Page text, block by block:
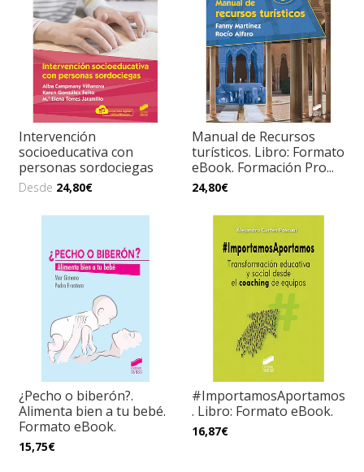
Intervención
socioeducativa con
personas sordociegas
Desde 24,80€
Manual de Recursos
turísticos. Libro: Formato
eBook. Formación Pro...
24,80€
¿Pecho o biberón?.
Alimenta bien a tu bebé.
Formato eBook.
15,75€
#ImportamosAportamos
. Libro: Formato eBook.
16,87€